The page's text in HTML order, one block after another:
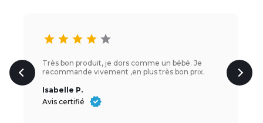
star star star star star
Très bon produit, je dors comme un bébé. Je
recommande vivement ,en plus très bon prix.
Isabelle P.
Avis certifié